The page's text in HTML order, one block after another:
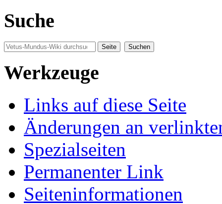
Suche
Werkzeuge
Links auf diese Seite
Änderungen an
Spezialseiten
Permanenter Link
Seiten­informationen